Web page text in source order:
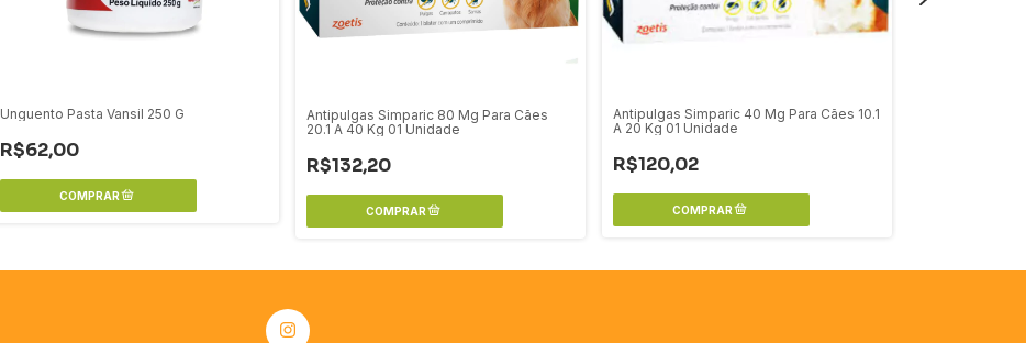
Unguento Pasta Vansil 250 G
R$62,00
Antipulgas Simparic 80 Mg Para Cães
20.1 A 40 Kg 01 Unidade
R$132,20
Antipulgas Simparic 40 Mg Para Cães 10.1
A 20 Kg 01 Unidade
R$120,02